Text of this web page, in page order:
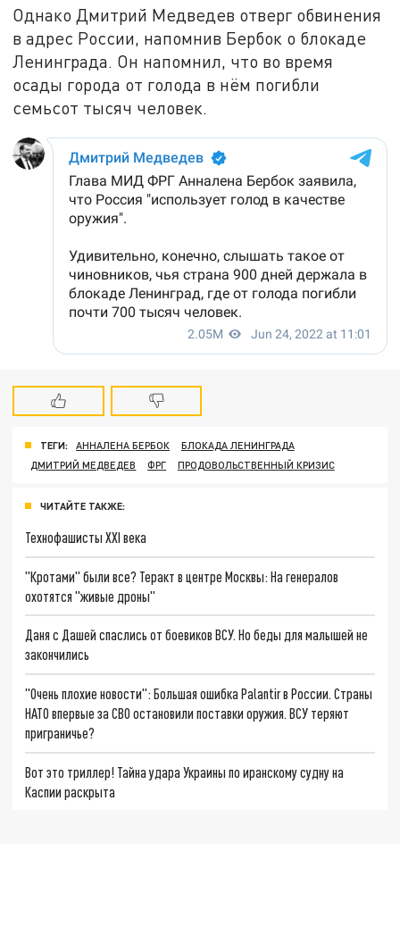
Однако Дмитрий Медведев отверг обвинения
в адрес России, напомнив Бербок о блокаде
Ленинграда. Он напомнил, что во время
осады города от голода в нём погибли
семьсот тысяч человек.
ТЕГИ: АННАЛЕНА БЕРБОК
БЛОКАДА ЛЕНИНГРАДА
ДМИТРИЙ МЕДВЕДЕВ
ФРГ ПРОДОВОЛЬСТВЕННЫЙ КРИЗИС
ЧИТАЙТЕ ТАКЖЕ:
Технофашисты XXI века
"Кротами" были все? Теракт в центре Москвы: На генералов
охотятся "живые дроны"
Даня с Дашей спаслись от боевиков ВСУ. Но беды для малышей не
закончились
"Очень плохие новости": Большая ошибка Palantir в России. Страны
НАТО впервые за СВО остановили поставки оружия. ВСУ теряют
приграничье?
Вот это триллер! Тайна удара Украины по иранскому судну на
Каспии раскрыта